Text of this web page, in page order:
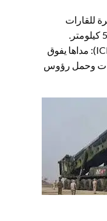
للقارات
• صواريخ باليستية عابرة للقارات (ICBM): مداها يفوق
وحمل رؤوس